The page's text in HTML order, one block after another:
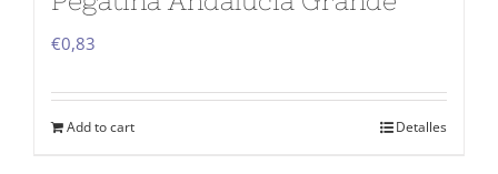
€0,83
Add to cart Detalles